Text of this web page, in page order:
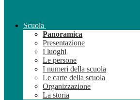
Scuola
Panoramica
Presentazione
I luoghi
Le persone
I numeri della scuola
Le carte della scuola
Organizzazione
La storia